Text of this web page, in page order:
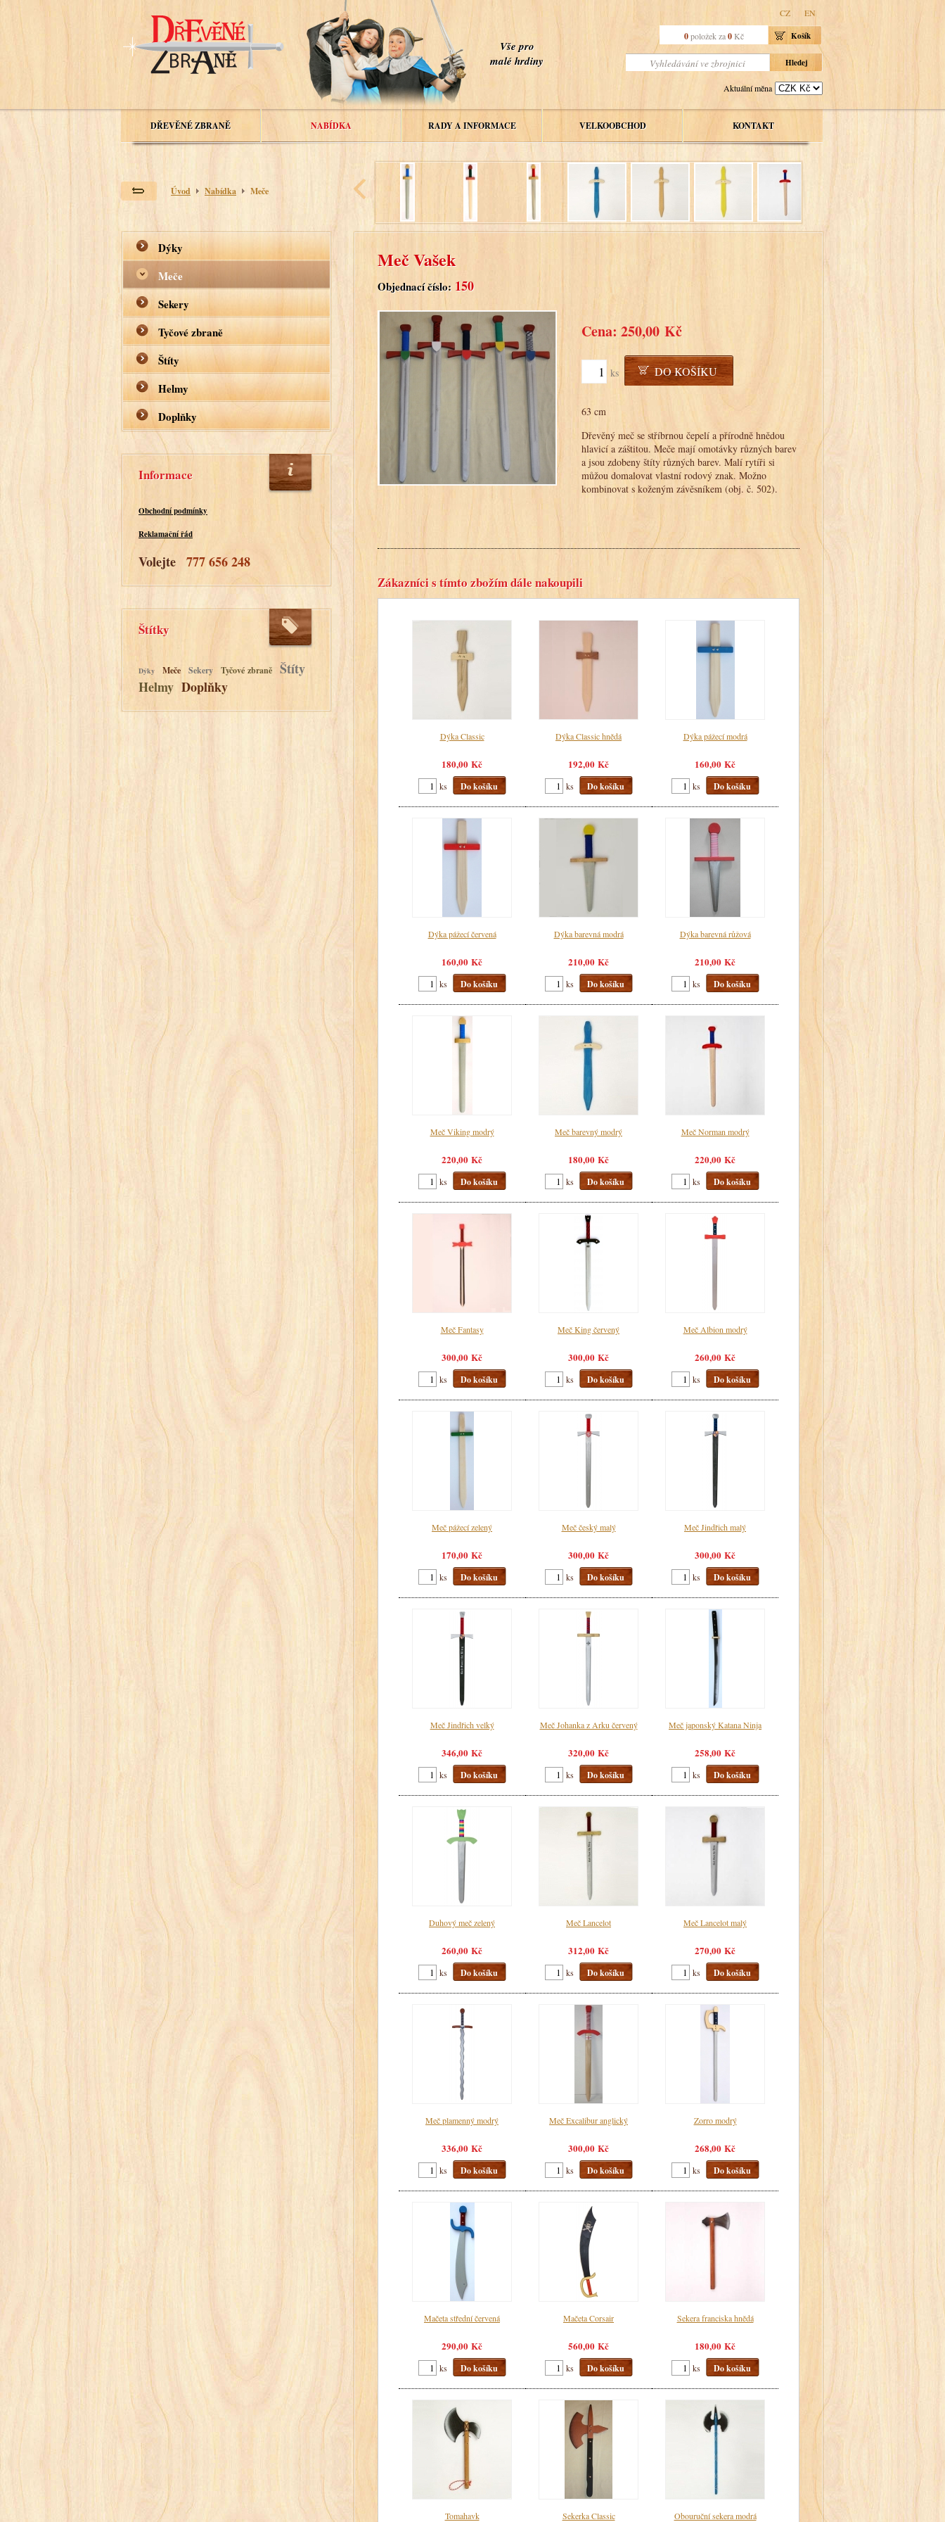
Vše pro
malé hrdiny
CZ EN
Košík
0 položek za0 Kč
Aktuální měna
DŘEVĚNÉ ZBRANĚ NABÍDKA RADY A INFORMACE VELKOOBCHOD KONTAKT
Úvod Nabídka Meče
Dýky
Meče
Sekery
Tyčové zbraně
Štíty
Helmy
Doplňky
Informace
Obchodní podmínky
Reklamační řád
Volejte 777 656 248
Štítky
Dýky Meče Sekery Tyčové zbraně
Štíty
Helmy Doplňky
Meč Vašek
Objednací číslo: 150
Cena: 250,00 Kč
ks DO KOŠÍKU
63 cm
Dřevěný meč se stříbrnou čepelí a přírodně hnědou
hlavicí a záštitou. Meče mají omotávky různých barev
a jsou zdobeny štíty různých barev. Malí rytíři si
můžou domalovat vlastní rodový znak. Možno
kombinovat s koženým závěsníkem (obj. č. 502).
Zákazníci s tímto zbožím dále nakoupili
Dýka Classic
180,00 Kč
ks Do košíku
Dýka Classic hnědá
192,00 Kč
ks Do košíku
Dýka pážecí modrá
160,00 Kč
ks Do košíku
Dýka pážecí červená
160,00 Kč
ks Do košíku
Dýka barevná modrá
210,00 Kč
ks Do košíku
Dýka barevná růžová
210,00 Kč
ks Do košíku
Meč Viking modrý
220,00 Kč
ks Do košíku
Meč barevný modrý
180,00 Kč
ks Do košíku
Meč Norman modrý
220,00 Kč
ks Do košíku
Meč Fantasy
300,00 Kč
ks Do košíku
Meč King červený
300,00 Kč
ks Do košíku
Meč Albion modrý
260,00 Kč
ks Do košíku
Meč pážecí zelený
170,00 Kč
ks Do košíku
Meč český malý
300,00 Kč
ks Do košíku
Meč Jindřich malý
300,00 Kč
ks Do košíku
Meč Jindřich velký
346,00 Kč
ks Do košíku
Meč Johanka z Arku červený
320,00 Kč
ks Do košíku
Meč japonský Katana Ninja
258,00 Kč
ks Do košíku
Duhový meč zelený
260,00 Kč
ks Do košíku
Meč Lancelot
312,00 Kč
ks Do košíku
Meč Lancelot malý
270,00 Kč
ks Do košíku
Meč plamenný modrý
336,00 Kč
ks Do košíku
Meč Excalibur anglický
300,00 Kč
ks Do košíku
Zorro modrý
268,00 Kč
ks Do košíku
Mačeta střední červená
290,00 Kč
ks Do košíku
Mačeta Corsair
560,00 Kč
ks Do košíku
Sekera franciska hnědá
180,00 Kč
ks Do košíku
Tomahavk Sekerka Classic Obouruční sekera modrá